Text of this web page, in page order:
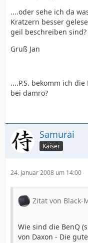
....oder sehe ich da
Kratzern besser
geil beschreiben sind?
Gruß Jan
....P.S. bekomm ich
bei damro?
Samurai
Kaiser
24. Januar 2008 um 14:00
Zitat von Black-
Wie sind die BenQ
von Daxon - Die